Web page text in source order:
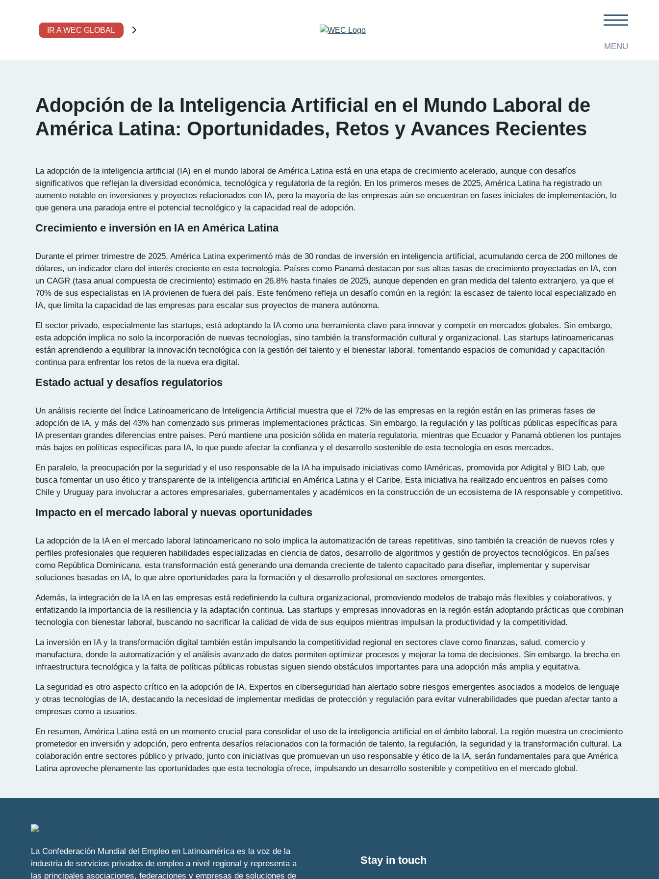
IR A WEC GLOBAL
MENU
Adopción de la Inteligencia Artificial en el Mundo Laboral de
América Latina: Oportunidades, Retos y Avances Recientes
La adopción de la inteligencia artificial (IA) en el mundo laboral de América Latina está en una etapa de crecimiento acelerado, aunque con desafíos
significativos que reflejan la diversidad económica, tecnológica y regulatoria de la región. En los primeros meses de 2025, América Latina ha registrado un
aumento notable en inversiones y proyectos relacionados con IA, pero la mayoría de las empresas aún se encuentran en fases iniciales de implementación, lo
que genera una paradoja entre el potencial tecnológico y la capacidad real de adopción.
Crecimiento e inversión en IA en América Latina
Durante el primer trimestre de 2025, América Latina experimentó más de 30 rondas de inversión en inteligencia artificial, acumulando cerca de 200 millones de
dólares, un indicador claro del interés creciente en esta tecnología. Países como Panamá destacan por sus altas tasas de crecimiento proyectadas en IA, con
un CAGR (tasa anual compuesta de crecimiento) estimado en 26.8% hasta finales de 2025, aunque dependen en gran medida del talento extranjero, ya que el
70% de sus especialistas en IA provienen de fuera del país. Este fenómeno refleja un desafío común en la región: la escasez de talento local especializado en
IA, que limita la capacidad de las empresas para escalar sus proyectos de manera autónoma.
El sector privado, especialmente las startups, está adoptando la IA como una herramienta clave para innovar y competir en mercados globales. Sin embargo,
esta adopción implica no solo la incorporación de nuevas tecnologías, sino también la transformación cultural y organizacional. Las startups latinoamericanas
están aprendiendo a equilibrar la innovación tecnológica con la gestión del talento y el bienestar laboral, fomentando espacios de comunidad y capacitación
continua para enfrentar los retos de la nueva era digital.
Estado actual y desafíos regulatorios
Un análisis reciente del Índice Latinoamericano de Inteligencia Artificial muestra que el 72% de las empresas en la región están en las primeras fases de
adopción de IA, y más del 43% han comenzado sus primeras implementaciones prácticas. Sin embargo, la regulación y las políticas públicas específicas para
IA presentan grandes diferencias entre países. Perú mantiene una posición sólida en materia regulatoria, mientras que Ecuador y Panamá obtienen los puntajes
más bajos en políticas específicas para IA, lo que puede afectar la confianza y el desarrollo sostenible de esta tecnología en esos mercados.
En paralelo, la preocupación por la seguridad y el uso responsable de la IA ha impulsado iniciativas como IAméricas, promovida por Adigital y BID Lab, que
busca fomentar un uso ético y transparente de la inteligencia artificial en América Latina y el Caribe. Esta iniciativa ha realizado encuentros en países como
Chile y Uruguay para involucrar a actores empresariales, gubernamentales y académicos en la construcción de un ecosistema de IA responsable y competitivo.
Impacto en el mercado laboral y nuevas oportunidades
La adopción de la IA en el mercado laboral latinoamericano no solo implica la automatización de tareas repetitivas, sino también la creación de nuevos roles y
perfiles profesionales que requieren habilidades especializadas en ciencia de datos, desarrollo de algoritmos y gestión de proyectos tecnológicos. En países
como República Dominicana, esta transformación está generando una demanda creciente de talento capacitado para diseñar, implementar y supervisar
soluciones basadas en IA, lo que abre oportunidades para la formación y el desarrollo profesional en sectores emergentes.
Además, la integración de la IA en las empresas está redefiniendo la cultura organizacional, promoviendo modelos de trabajo más flexibles y colaborativos, y
enfatizando la importancia de la resiliencia y la adaptación continua. Las startups y empresas innovadoras en la región están adoptando prácticas que combinan
tecnología con bienestar laboral, buscando no sacrificar la calidad de vida de sus equipos mientras impulsan la productividad y la competitividad.
La inversión en IA y la transformación digital también están impulsando la competitividad regional en sectores clave como finanzas, salud, comercio y
manufactura, donde la automatización y el análisis avanzado de datos permiten optimizar procesos y mejorar la toma de decisiones. Sin embargo, la brecha en
infraestructura tecnológica y la falta de políticas públicas robustas siguen siendo obstáculos importantes para una adopción más amplia y equitativa.
La seguridad es otro aspecto crítico en la adopción de IA. Expertos en ciberseguridad han alertado sobre riesgos emergentes asociados a modelos de lenguaje
y otras tecnologías de IA, destacando la necesidad de implementar medidas de protección y regulación para evitar vulnerabilidades que puedan afectar tanto a
empresas como a usuarios.
En resumen, América Latina está en un momento crucial para consolidar el uso de la inteligencia artificial en el ámbito laboral. La región muestra un crecimiento
prometedor en inversión y adopción, pero enfrenta desafíos relacionados con la formación de talento, la regulación, la seguridad y la transformación cultural. La
colaboración entre sectores público y privado, junto con iniciativas que promuevan un uso responsable y ético de la IA, serán fundamentales para que América
Latina aproveche plenamente las oportunidades que esta tecnología ofrece, impulsando un desarrollo sostenible y competitivo en el mercado global.
La Confederación Mundial del Empleo en Latinoamérica es la voz de la
industria de servicios privados de empleo a nivel regional y representa a
las principales asociaciones, federaciones y empresas de soluciones de
Stay in touch